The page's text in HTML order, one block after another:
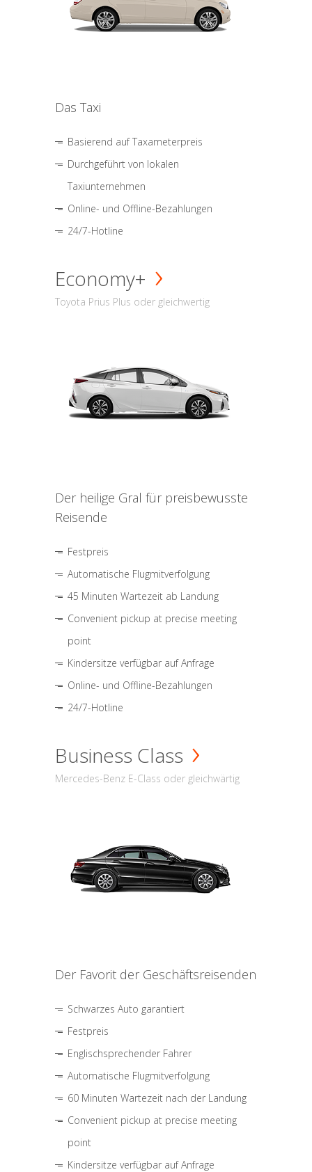
Das Taxi
Basierend auf Taxameterpreis
Durchgeführt von lokalen
Taxiunternehmen
Online- und Offline-Bezahlungen
24/7-Hotline
Economy+
Toyota Prius Plus oder gleichwertig
Der heilige Gral für preisbewusste
Reisende
Festpreis
Automatische Flugmitverfolgung
45 Minuten Wartezeit ab Landung
Convenient pickup at precise meeting
point
Kindersitze verfügbar auf Anfrage
Online- und Offline-Bezahlungen
24/7-Hotline
Business Class
Mercedes-Benz E-Class oder gleichwärtig
Der Favorit der Geschäftsreisenden
Schwarzes Auto garantiert
Festpreis
Englischsprechender Fahrer
Automatische Flugmitverfolgung
60 Minuten Wartezeit nach der Landung
Convenient pickup at precise meeting
point
Kindersitze verfügbar auf Anfrage